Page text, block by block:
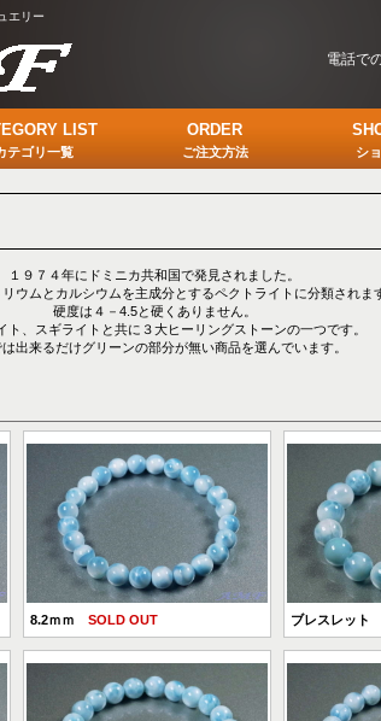
エリー
電話で
１９７４年にドミニカ共和国で発見されました。
ウムとカルシウムを主成分とするペクトライトに分類されま
硬度は４－4.5と硬くありません。
ト、スギライトと共に３大ヒーリングストーンの一つです。
は出来るだけグリーンの部分が無い商品を選んでいます。
8.2ｍｍ SOLD OUT ブレスレット
LIST
テゴリ一覧
ORDER
ご注文方法 シ